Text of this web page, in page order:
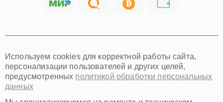
Хабаровск
Омск
Красноярск
Пермь
Ульяновск
Используем cookies для корректной работы сайта,
персонализации пользователей и других целей,
предусмотренных политикой обработки персональных
данных